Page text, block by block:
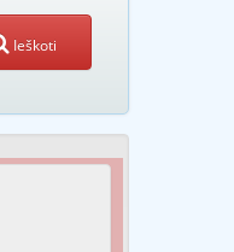
Ieškoti